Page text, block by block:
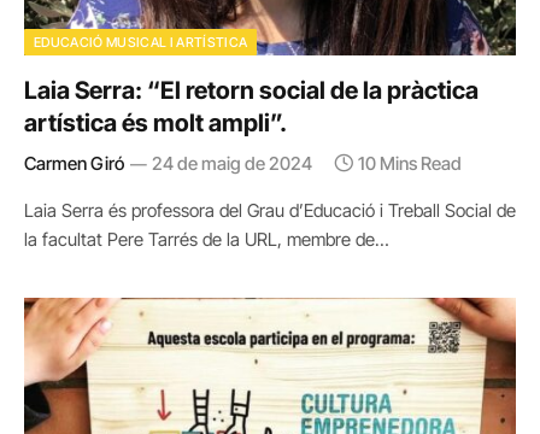
EDUCACIÓ MUSICAL I ARTÍSTICA
Laia Serra: “El retorn social de la pràctica
artística és molt ampli”.
Carmen Giró 24 de maig de 2024 10 Mins Read
Laia Serra és professora del Grau d’Educació i Treball Social de
la facultat Pere Tarrés de la URL, membre de…